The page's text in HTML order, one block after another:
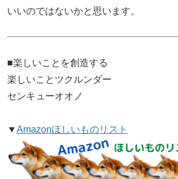
いいのではないかと思います。
■楽しいことを創造する
楽しいことツクルンダー
センキューオオノ
▼Amazonほしいものリスト